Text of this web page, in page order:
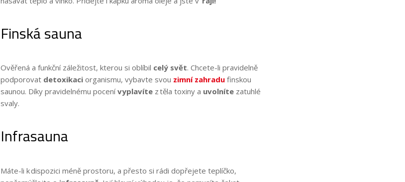
Finská sauna
Ověřená a funkční záležitost, kterou si oblíbil celý svět. Chcete-li pravidelně
podporovat detoxikaci organismu, vybavte svou zimní zahradu finskou
saunou. Díky pravidelnému pocenívyplavítez těla toxiny a uvolnítezatuhlé
svaly.
Infrasauna
Máte-li k dispozici méně prostoru, a přesto si rádi dopřejete teplíčko,